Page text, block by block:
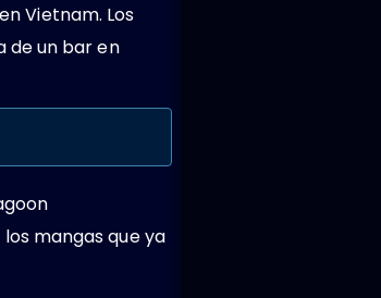
Vietnam. Los
de un bar en
mangas que ya